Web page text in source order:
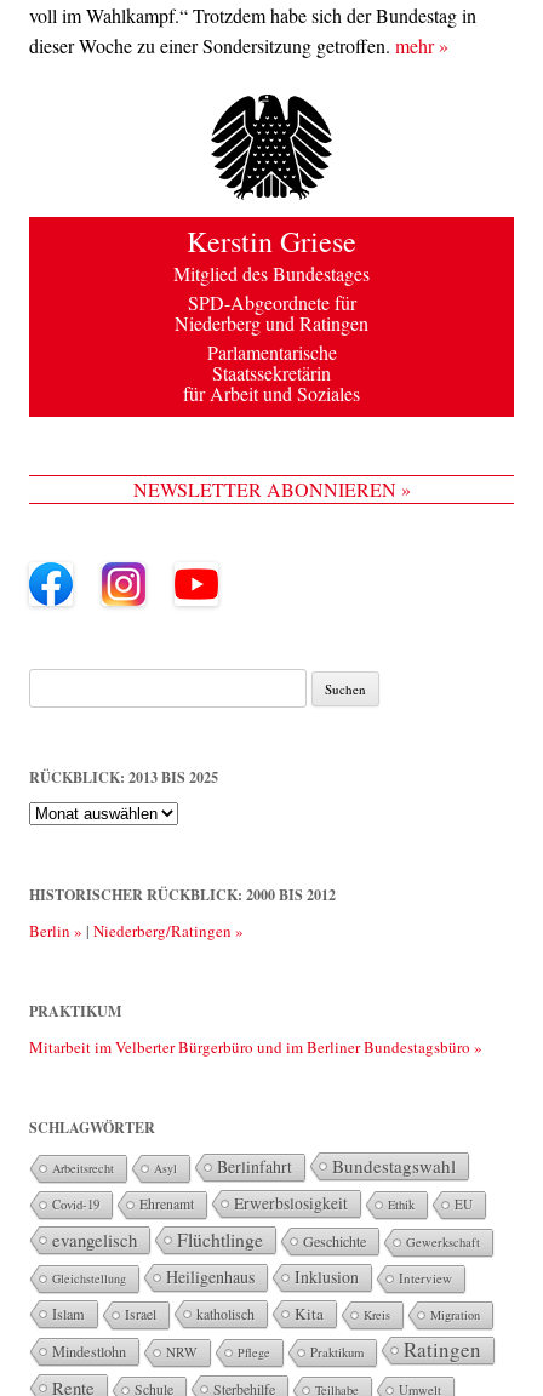
voll im Wahlkampf.“ Trotzdem habe sich der Bundestag in
dieser Woche zu einer Sondersitzung getroffen. mehr»
Kerstin Griese
Mitglied des Bundestages
SPD-Abgeordnete für
Niederberg und Ratingen
Parlamentarische
Staatssekretärin
für Arbeit und Soziales
NEWSLETTER ABONNIEREN »
nach:
RÜCKBLICK: 2013 BIS 2025
Rückblick:
2013
HISTORISCHER RÜCKBLICK: 2000 BIS 2012
Berlin » | Niederberg/Ratingen »
PRAKTIKUM
Mitarbeit im Velberter Bürgerbüro und im Berliner Bundestagsbüro »
SCHLAGWÖRTER
Arbeitsrecht Asyl Berlinfahrt Bundestagswahl
Covid-19 Ehrenamt Erwerbslosigkeit Ethik EU
evangelisch Flüchtlinge Geschichte Gewerkschaft
Gleichstellung Heiligenhaus Inklusion Interview
Islam Israel katholisch Kita Kreis Migration
Mindestlohn NRW Pflege Praktikum Ratingen
Rente Schule Sterbehilfe Teilhabe Umwelt